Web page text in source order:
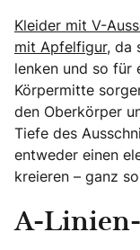
Kleider mit V-
mit Apfelfigur, da
lenken und so für
Körpermitte
den Oberkörper
Tiefe des
entweder einen
kreieren – ganz
A-